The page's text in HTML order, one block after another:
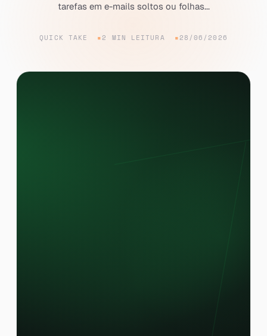
tarefas em e-mails soltos ou folhas...
QUICK TAKE 2 MIN LEITURA 28/06/2026